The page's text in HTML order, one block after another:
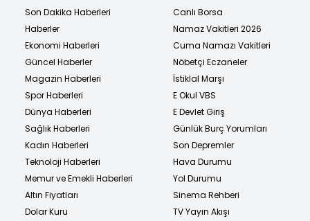
Son Dakika Haberleri
Haberler
Ekonomi Haberleri
Güncel Haberler
Magazin Haberleri
Spor Haberleri
Dünya Haberleri
Sağlık Haberleri
Kadın Haberleri
Teknoloji Haberleri
Memur ve Emekli Haberleri
Altın Fiyatları
Dolar Kuru
Canlı Borsa
Namaz Vakitleri 2026
Cuma Namazı Vakitleri
Nöbetçi Eczaneler
İstiklal Marşı
E Okul VBS
E Devlet Giriş
Günlük Burç Yorumları
Son Depremler
Hava Durumu
Yol Durumu
Sinema Rehberi
TV Yayın Akışı